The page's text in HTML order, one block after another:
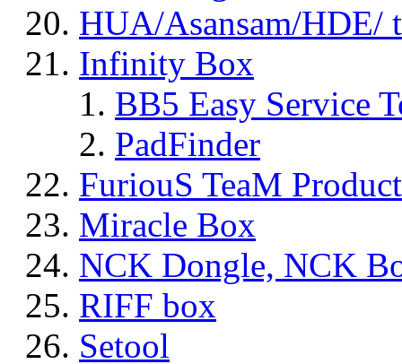
HUA/Asansam/HDE/
Infinity Box
BB5 Easy Service
PadFinder
FuriouS TeaM
Miracle Box
NCK Dongle, NCK
RIFF box
Setool